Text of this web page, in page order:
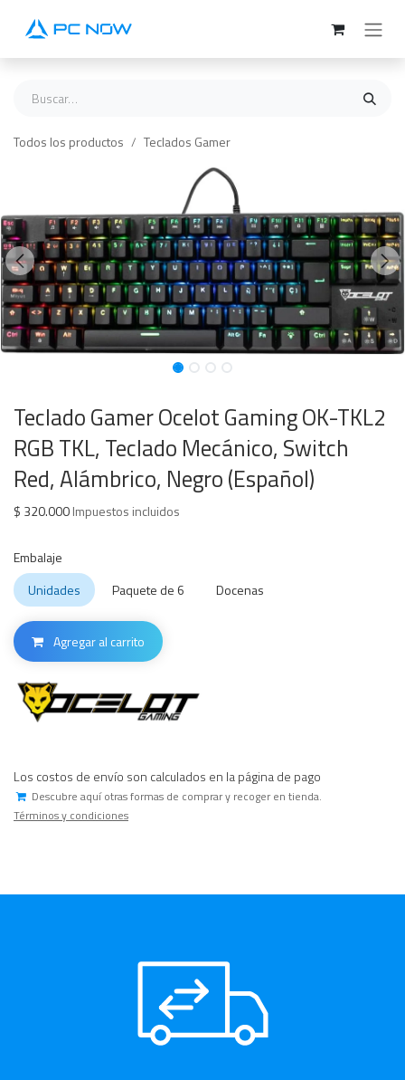
Todos los productos Teclados Gamer
Teclado Gamer Ocelot Gaming OK-TKL2
RGB TKL, Teclado Mecánico, Switch
Red, Alámbrico, Negro (Español)
$ 320.000Impuestos incluidos
Embalaje
Unidades
Paquete de 6 Docenas
Agregar al carrito
Los costos de envío son calculados en la página de pago
Descubre aquí otras formas de comprar y recoger en tienda.
Términos y condiciones